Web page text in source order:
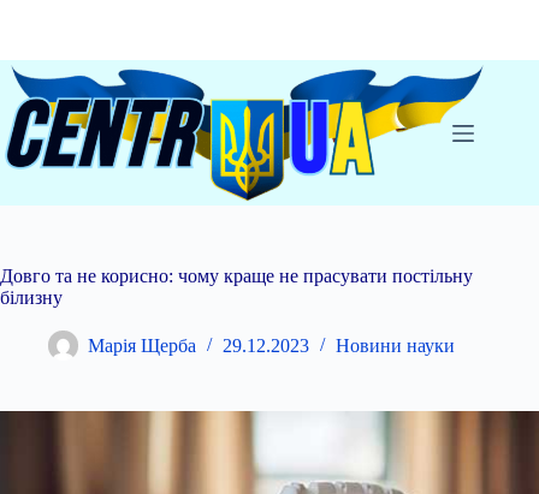
Довго та не корисно: чому краще не прасувати постільну
білизну
Марія Щерба 29.12.2023 Новини науки